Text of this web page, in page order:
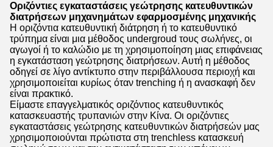
Οριζόντιες εγκαταστάσεις γεώτρησης κατευθυντικών
διατρήσεων μηχανημάτων εφαρμοσμένης μηχανικής
Η οριζόντια κατευθυντική διάτρηση ή το κατευθυντικό
τρύπημα είναι μια μέθοδος undergroud τους σωλήνες, οι
αγωγοί ή το καλώδιο με τη χρησιμοποίηση μιας επιφάνειας
η εγκατάσταση γεώτρησης διατρήσεων. Αυτή η μέθοδος
οδηγεί σε λίγο αντίκτυπο στην περιβάλλουσα περιοχή και
χρησιμοποιείται κυρίως όταν trenching ή η ανασκαφή δεν
είναι πρακτικό.
Είμαστε επαγγελματικός οριζόντιος κατευθυντικός
κατασκευαστής τρυπανιών στην Κίνα. Οι οριζόντιες
εγκαταστάσεις γεώτρησης κατευθυντικών διατρήσεών μας
χρησιμοποιούνται πρώτιστα στη trenchless κατασκευή